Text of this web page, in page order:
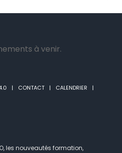
à venir.
CONTACT
CALENDRIER
les nouveautés formation,